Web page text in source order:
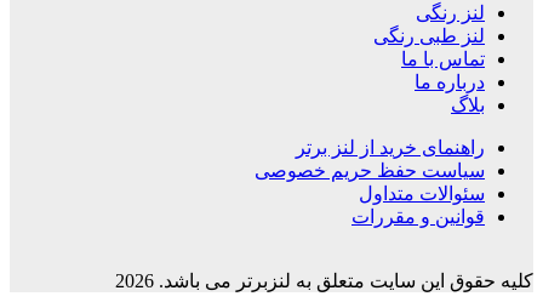
لنز رنگی
لنز طبی رنگی
تماس با ما
درباره ما
بلاگ
راهنمای خرید از لنز برتر
سیاست حفظ حریم خصوصی
سئوالات متداول
قوانین و مقررات
کلیه حقوق این سایت متعلق به لنزبرتر می باشد. 2026